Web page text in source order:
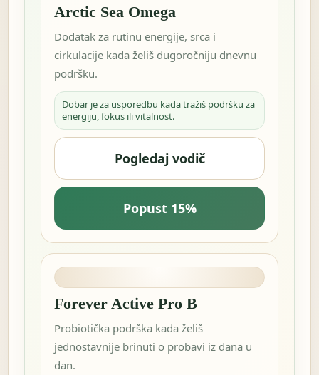
Arctic Sea Omega
Dodatak za rutinu energije, srca i
cirkulacije kada želiš dugoročniju dnevnu
podršku.
Dobar je za usporedbu kada tražiš podršku za
energiju, fokus ili vitalnost.
Pogledaj vodič
Popust 15%
Forever Active Pro B
Probiotička podrška kada želiš
jednostavnije brinuti o probavi iz dana u
dan.